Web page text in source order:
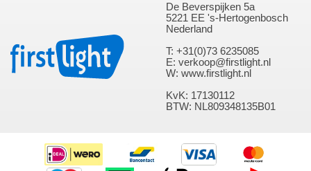
De Beverspijken 5a
5221 EE 's-Hertogenbosch
Nederland
T: +31(0)73 6235085
E: verkoop@firstlight.nl
W: www.firstlight.nl
KvK: 17130112
BTW: NL809348135B01